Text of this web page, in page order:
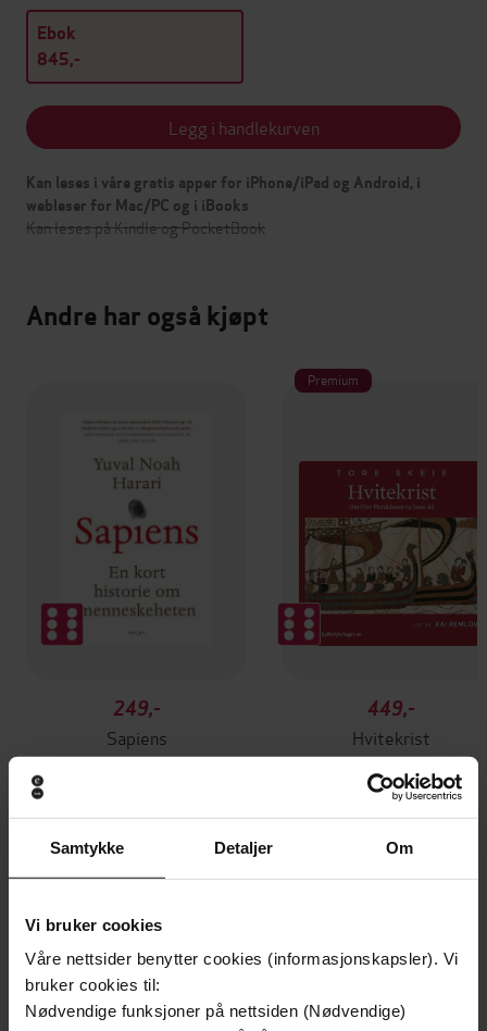
Samtykke Detaljer Om
Vi bruker cookies
Våre nettsider benytter cookies (informasjonskapsler). Vi
bruker cookies til:
Nødvendige funksjoner på nettsiden (Nødvendige)
Ebok
845,-
Legg i handlekurven
Kan leses i våre gratis apper for iPhone/iPad og Android, i
webleser for Mac/PC og i iBooks
Kan leses på Kindle og PocketBook
Andre har også kjøpt
249,-
Sapiens
Yuval Noah Harari
Premium
449,-
Hvitekrist
Tore Skeie
LYDBOK
Forlag Gyldendal juridisk
Utgitt 05.08.2015